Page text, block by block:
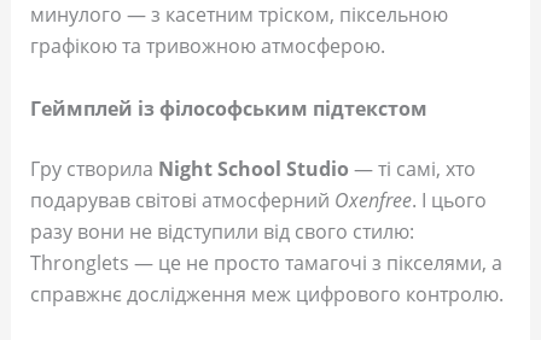
минулого — з касетним тріском, піксельною
графікою та тривожною атмосферою.
Геймплей із філософським підтекстом
Гру створила Night School Studio — ті самі, хто
подарував світові атмосферний Oxenfree. І цього
разу вони не відступили від свого стилю:
Thronglets — це не просто тамагочі з пікселями, а
справжнє дослідження меж цифрового контролю.